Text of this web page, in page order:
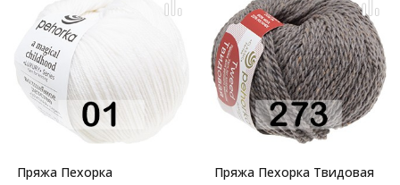
Пряжа Пехорка
Пряжа Пехорка Твидовая